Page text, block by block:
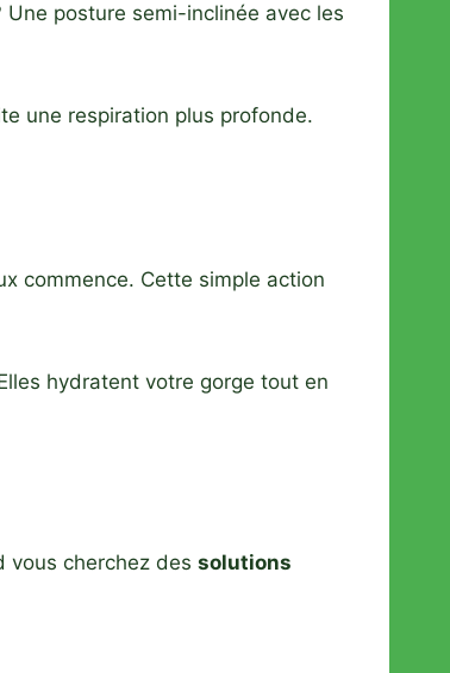
Une posture semi-inclinée avec les
une respiration plus profonde.
commence. Cette simple action
hydratent votre gorge tout en
vous cherchez des solutions